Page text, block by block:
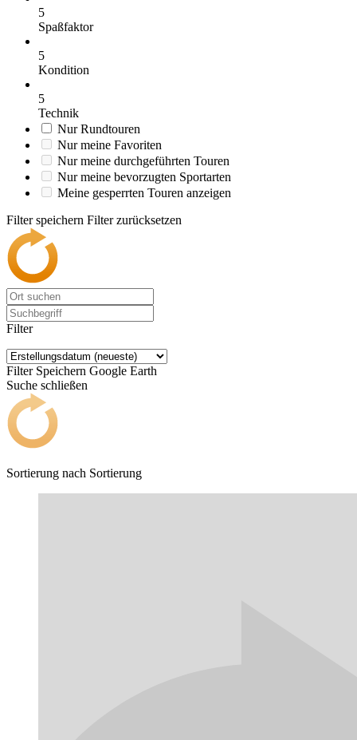
5
Spaßfaktor
5
Kondition
5
Technik
Nur Rundtouren
Nur meine Favoriten
Nur meine durchgeführten Touren
Nur meine bevorzugten Sportarten
Meine gesperrten Touren anzeigen
Filter speichern Filter zurücksetzen
Filter
Filter Speichern Google Earth
Suche schließen
Sortierung nach Sortierung